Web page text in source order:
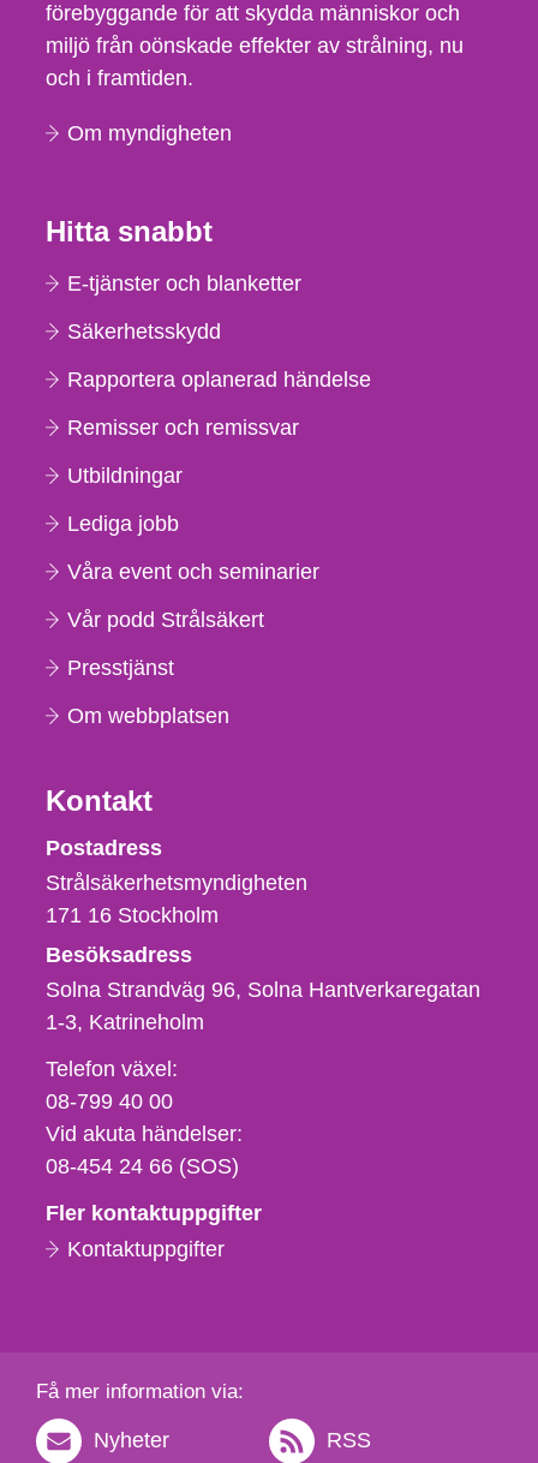
förebyggande för att skydda människor och
miljö från oönskade effekter av strålning, nu
och i framtiden.
Om myndigheten
Hitta snabbt
E-tjänster och blanketter
Säkerhetsskydd
Rapportera oplanerad händelse
Remisser och remissvar
Utbildningar
Lediga jobb
Våra event och seminarier
Vår podd Strålsäkert
Presstjänst
Om webbplatsen
Kontakt
Strålsäkerhetsmyndigheten
Postadress
Strålsäkerhetsmyndigheten
171 16 Stockholm
Besöksadress
Solna Strandväg 96, Solna Hantverkaregatan
1-3 Katrineholm
Telefon,
fax
och
e-
Telefon växel:
08-799 40 00
Vid akuta händelser:
08-454 24 66 (SOS)
Fler kontaktuppgifter
Kontaktuppgifter
Få mer information via:
Nyheter RSS